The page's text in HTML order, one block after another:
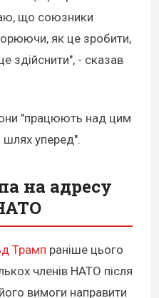
що союзники
як це зробити,
здійснити", - сказав
"працюють над цим
уперед".
на адресу
Трамп раніше цього
членів НАТО після
вимоги направити